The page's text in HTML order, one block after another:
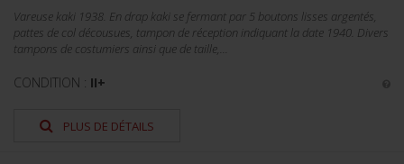
Vareuse kaki 1938. En drap kaki se fermant par 5 boutons lisses argentés,
pattes de col décousues, tampon de réception indiquant la date 1940. Divers
tampons de costumiers ainsi que de taille,...
CONDITION : II+
PLUS DE DÉTAILS